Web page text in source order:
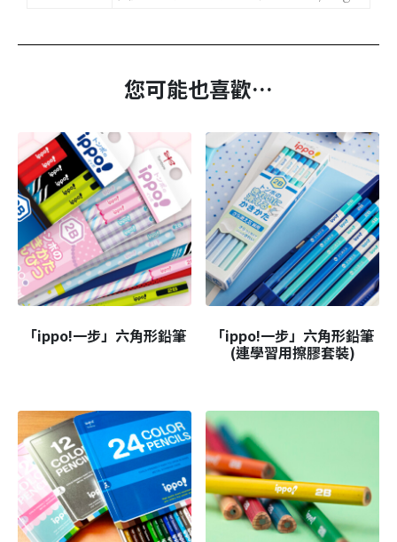
您可能也喜歡…
「ippo!一步」六角形鉛筆 「ippo!一步」六角形鉛筆
(連學習用擦膠套裝)